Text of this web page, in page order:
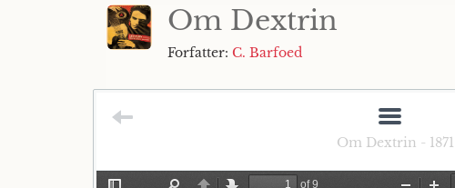
Om Dextrin
Forfatter: C. Barfoed
Om Dextrin - 1871